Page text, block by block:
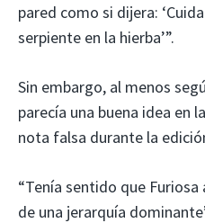
pared como si dijera:
serpiente en la hierba’”.
Sin embargo, al menos
parecía una buena idea en
nota falsa durante la
“Tenía sentido que
de una jerarquía